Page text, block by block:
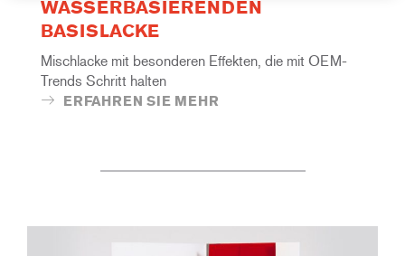
WASSERBASIERENDEN
BASISLACKE
Mischlacke mit besonderen Effekten, die mit OEM-
Trends Schritt halten
ERFAHREN SIE MEHR